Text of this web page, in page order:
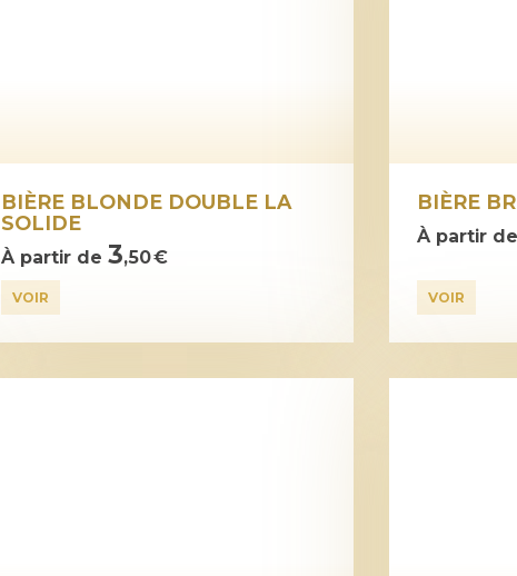
BIÈRE BLONDE DOUBLE LA
SOLIDE
À partir de 3,50 €
VOIR
BIÈRE
À partir
VOIR